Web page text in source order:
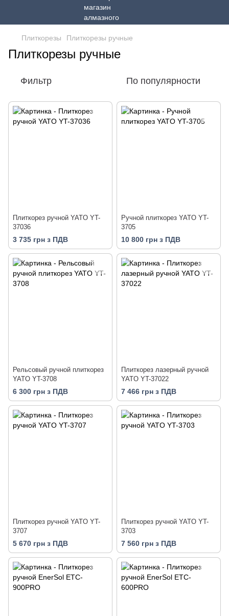
Плиткорезы Плиткорезы ручные
Плиткорезы ручные
Фильтр По популярности
Плиткорез ручной YATO YT-
37036
3 735 грн з ПДВ
Ручной плиткорез YATO YT-
3705
10 800 грн з ПДВ
Рельсовый ручной плиткорез
YATO YT-3708
6 300 грн з ПДВ
Плиткорез лазерный ручной
YATO YT-37022
7 466 грн з ПДВ
Плиткорез ручной YATO YT-
3707
5 670 грн з ПДВ
Плиткорез ручной YATO YT-
3703
7 560 грн з ПДВ